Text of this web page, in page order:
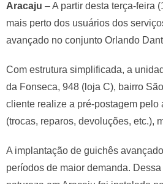
Aracaju – A partir desta terça-feira
mais perto dos usuários dos
avançado no conjunto Orlando
Com estrutura simplificada, a
da Fonseca, 948 (loja C), bairro
cliente realize a pré-postagem
(trocas, reparos, devoluções, etc.),
A implantação de guichês
períodos de maior demanda.